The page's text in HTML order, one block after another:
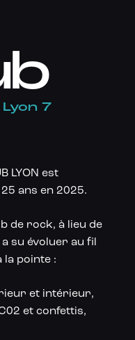
7
LYON est
ans en 2025.
de rock, à lieu de
a su évoluer au fil
la pointe :
et intérieur,
et confettis,